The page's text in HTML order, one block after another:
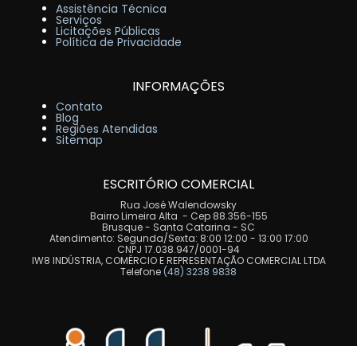
Assistência Técnica
Serviços
Licitações Públicas
Política de Privacidade
INFORMAÇÕES
Contato
Blog
Regiões Atendidas
Sitemap
ESCRITÓRIO COMERCIAL
Rua José Walendowsky
Bairro Limeira Alta - Cep 88.356-155
Brusque - Santa Catarina - SC
Atendimento: Segunda/Sexta: 8:00 12:00 - 13:00 17:00
CNPJ 17.038.947/0001-94
IW8 INDÚSTRIA, COMÉRCIO E REPRESENTAÇÃO COMERCIAL LTDA
Telefone (48) 3238 9838